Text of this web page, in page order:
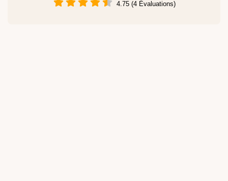
4.75 (4 Évaluations)